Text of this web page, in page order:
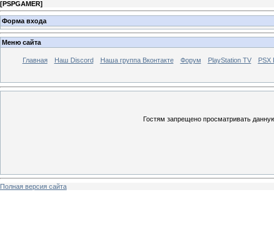
[PSPGAMER]
Форма входа
Меню сайта
Главная Наш Discord Наша группа Вконтакте Форум PlayStation TV PSX
Гостям запрещено просматривать
Полная версия сайта